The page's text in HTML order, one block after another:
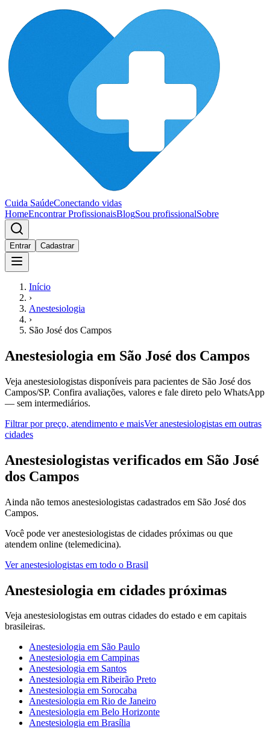
Cuida SaúdeConectando vidas
HomeEncontrar ProfissionaisBlogSou profissionalSobre
Entrar Cadastrar
Início
›
Anestesiologia
›
São José dos Campos
Anestesiologia em São José dos Campos
Veja anestesiologistas disponíveis para pacientes de São José dos
Campos/SP. Confira avaliações, valores e fale direto pelo WhatsApp
— sem intermediários.
Filtrar por preço, atendimento e maisVeranestesiologistas em outras
cidades
Anestesiologistas verificados em São José
dos Campos
Ainda não temos anestesiologistas cadastrados em São José dos
Campos.
Você pode veranestesiologistas de cidades próximas ou que
atendem online (telemedicina).
Veranestesiologistas em todo o Brasil
Anestesiologia em cidades próximas
Veja anestesiologistas em outras cidades do estado e em capitais
brasileiras.
Anestesiologia em São Paulo
Anestesiologia em Campinas
Anestesiologia em Santos
Anestesiologia em Ribeirão Preto
Anestesiologia em Sorocaba
Anestesiologia em Rio de Janeiro
Anestesiologia em Belo Horizonte
Anestesiologia em Brasília